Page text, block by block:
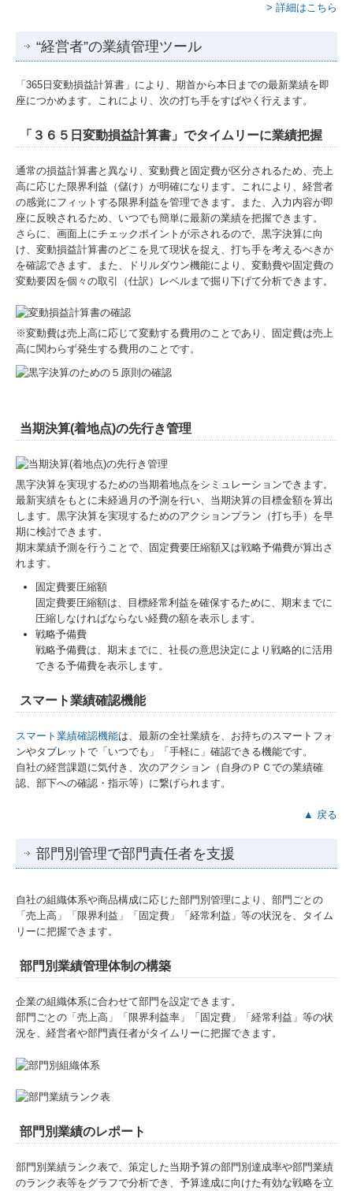
> 詳細はこちら
“経営者”の業績管理ツール
「365日変動損益計算書」により、期首から本日までの最新業績を即
座につかめます。これにより、次の打ち手をすばやく行えます。
「３６５日変動損益計算書」でタイムリーに業績把握
通常の損益計算書と異なり、変動費と固定費が区分されるため、売上
高に応じた限界利益（儲け）が明確になります。これにより、経営者
の感覚にフィットする限界利益を管理できます。また、入力内容が即
座に反映されるため、いつでも簡単に最新の業績を把握できます。
さらに、画面上にチェックポイントが示されるので、黒字決算に向
け、変動損益計算書のどこを見て現状を捉え、打ち手を考えるべきか
を確認できます。また、ドリルダウン機能により、変動費や固定費の
変動要因を個々の取引（仕訳）レベルまで掘り下げて分析できます。
※変動費は売上高に応じて変動する費用のことであり、固定費は売上
高に関わらず発生する費用のことです。
当期決算(着地点)の先行き管理
黒字決算を実現するための当期着地点をシミュレーションできます。
最新実績をもとに未経過月の予測を行い、当期決算の目標金額を算出
します。黒字決算を実現するためのアクションプラン（打ち手）を早
期に検討できます。
期末業績予測を行うことで、固定費要圧縮額又は戦略予備費が算出さ
れます。
固定費要圧縮額
固定費要圧縮額は、目標経常利益を確保するために、期末までに
圧縮しなければならない経費の額を表示します。
戦略予備費
戦略予備費は、期末までに、社長の意思決定により戦略的に活用
できる予備費を表示します。
スマート業績確認機能
スマート業績確認機能は、最新の全社業績を、お持ちのスマートフォ
ンやタブレットで「いつでも」「手軽に」確認できる機能です。
自社の経営課題に気付き、次のアクション（自身のＰＣでの業績確
認、部下への確認・指示等）に繋げられます。
▲ 戻る
部門別管理で部門責任者を支援
自社の組織体系や商品構成に応じた部門別管理により、部門ごとの
「売上高」「限界利益」「固定費」「経常利益」等の状況を、タイム
リーに把握できます。
部門別業績管理体制の構築
企業の組織体系に合わせて部門を設定できます。
部門ごとの「売上高」「限界利益率」「固定費」「経常利益」等の状
況を、経営者や部門責任者がタイムリーに把握できます。
部門別業績のレポート
部門別業績ランク表で、策定した当期予算の部門別達成率や部門業績
のランク表等をグラフで分析でき、予算達成に向けた有効な戦略を立